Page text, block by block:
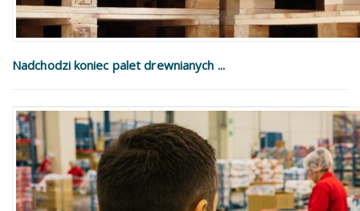
Nadchodzi koniec palet drewnianych ...